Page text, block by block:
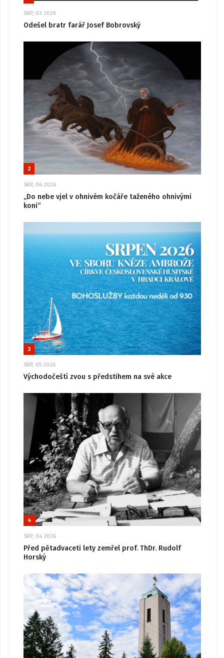
SRP, 03 2026
Odešel bratr farář Josef Bobrovský
2
SRP, 06 2026
„Do nebe vjel v ohnivém kočáře taženého ohnivými
koni“
3
SRP, 05 2026
Východočeští zvou s předstihem na své akce
4
SRP, 04 2026
Před pětadvaceti lety zemřel prof. ThDr. Rudolf
Horský